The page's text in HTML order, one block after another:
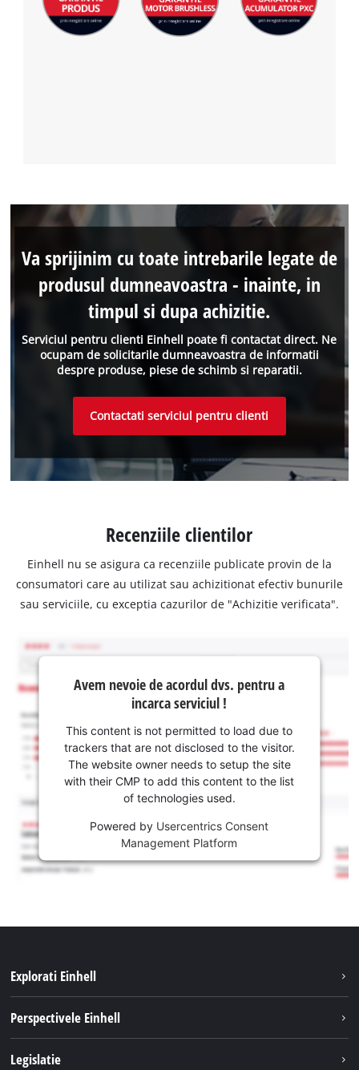
Serviciul pentru clienti Einhell poate fi contactat direct. Ne
ocupam de solicitarile dumneavoastra de informatii
despre produse, piese de schimb si reparatii.
Va sprijinim cu toate intrebarile legate de
produsul dumneavoastra - inainte, in
timpul si dupa achizitie.
Contactati serviciul pentru clienti
Recenziile clientilor
Einhell nu se asigura ca recenziile publicate provin de la
consumatori care au utilizat sau achizitionat efectiv bunurile
sau serviciile, cu exceptia cazurilor de "Achizitie verificata".
Avem nevoie de acordul dvs. pentru a
incarca serviciul !
This content is not permitted to load due to
trackers that are not disclosed to the visitor.
The website owner needs to setup the site
with their CMP to add this content to the list
of technologies used.
Powered by Usercentrics Consent
Management Platform
Explorati Einhell
Sistemul de acumulatori
Perspectivele Einhell
Legislatie